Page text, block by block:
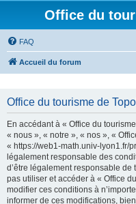
Office du
FAQ
Accueil du forum
Office du tourisme de
En accédant à « Office du
« nous », « notre », « nos », «
« https://web1-math.univ-lyon1.fr/
légalement responsable des
d’être légalement responsable
pas utiliser et accéder à « Office
modifier ces conditions à
informer de ces modifications,